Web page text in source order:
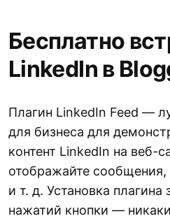
Бесплатно
LinkedIn в
Плагин LinkedIn Feed —
для бизнеса для
контент LinkedIn на веб-
отображайте
и т. д. Установка
нажатий кнопки —